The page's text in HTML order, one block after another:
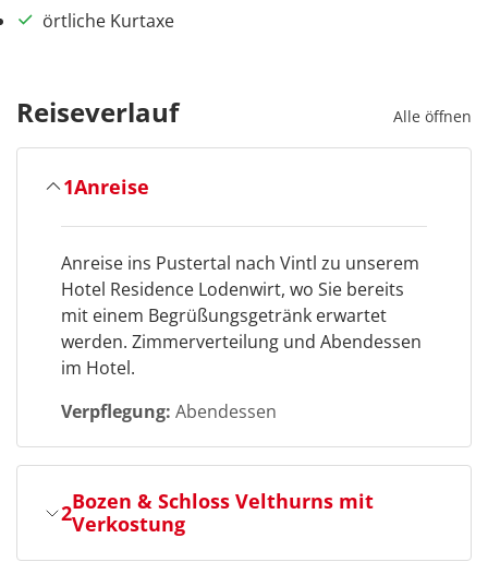
örtliche Kurtaxe
Reiseverlauf Alle öffnen
1Anreise
Anreise ins Pustertal nach Vintl zu unserem
Hotel Residence Lodenwirt, wo Sie bereits
mit einem Begrüßungsgetränk erwartet
werden. Zimmerverteilung und Abendessen
im Hotel.
Verpflegung: Abendessen
2Bozen & Schloss Velthurns mit
Verkostung